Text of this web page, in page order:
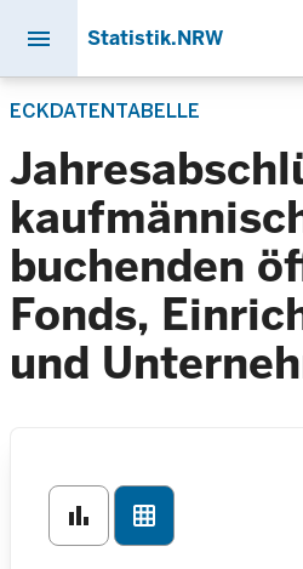
zum
Inhalt
menu Statistik.NRW
ECKDATENTABELLE
buchenden
Fonds,
und
bar_chart grid_on